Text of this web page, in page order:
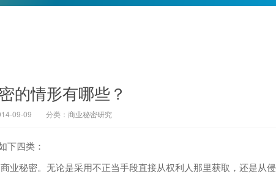
的情形有哪些？
09-09 分类： 商业秘密研究
四类：
秘密。无论是采用不正当手段直接从权利人那里获取，还是从侵